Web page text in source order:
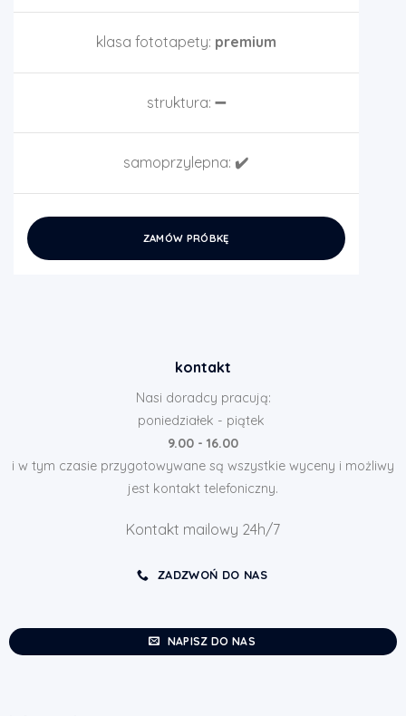
klasa fototapety: premium
struktura: ➖
samoprzylepna: ✔️
ZAMÓW PRÓBKĘ
kontakt
Nasi doradcy pracują:
poniedziałek - piątek
9.00 - 16.00
i w tym czasie przygotowywane są wszystkie wyceny i możliwy
jest kontakt telefoniczny.
Kontakt mailowy 24h/7
ZADZWOŃ DO NAS
NAPISZ DO NAS